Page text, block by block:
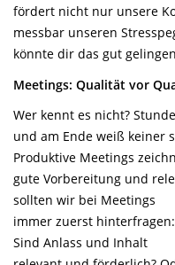
fördert nicht nur unsere
messbar unseren
könnte dir das gut
Meetings: Qualität vor
Wer kennt es nicht?
und am Ende weiß keiner
Produktive Meetings
gute Vorbereitung und
sollten wir bei Meetings
immer zuerst hinterfragen:
Sind Anlass und Inhalt